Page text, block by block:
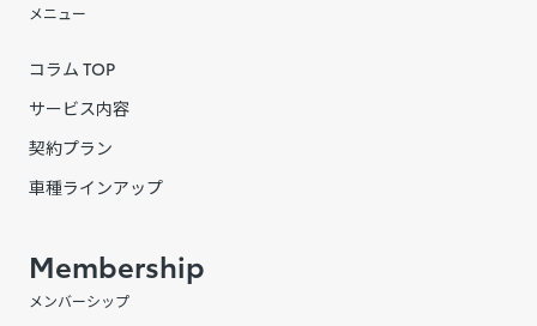
メニュー
コラム TOP
サービス内容
契約プラン
車種ラインアップ
Membership
メンバーシップ